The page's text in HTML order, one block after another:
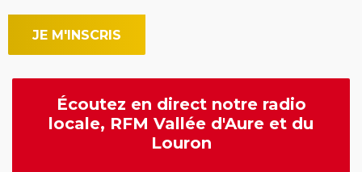
Écoutez en direct notre radio
locale, RFM Vallée d'Aure et du
Louron